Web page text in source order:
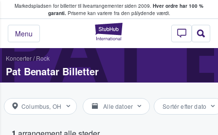
Markedspladsen for billetter til livearrangementer siden 2009. Hver ordre har 100 %
garanti.Priserne kan variere fra den pålydende værdi.
StubHub - Hvor
Menu
køber og sælger billetter
Koncerter/ Rock
Pat Benatar Billetter
Columbus, OH Alle datoer Sortér efter dato